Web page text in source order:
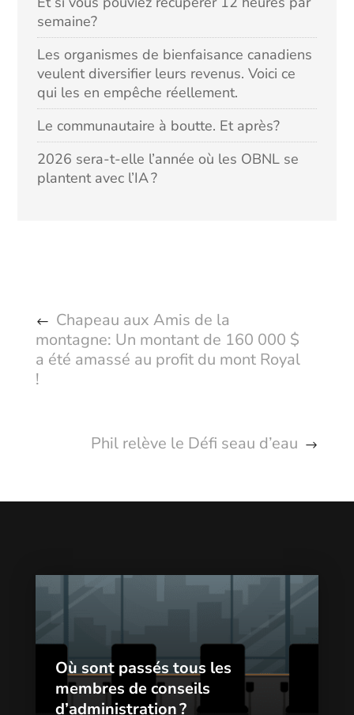
semaine?
Les organismes de bienfaisance canadiens
veulent diversifier leurs revenus. Voici ce
qui les en empêche réellement.
Le communautaire à boutte. Et après?
2026 sera-t-elle l’année où les OBNL se
plantent avec l’IA ?
Chapeau aux Amis de la
montagne: Un montant de 160 000 $
a été amassé au profit du mont Royal
!
Phil relève le Défi seau d’eau
Où sont passés tous les
membres de conseils
d’administration ?